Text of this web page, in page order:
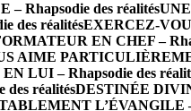
Rhapsodie des réalités
des réalitésEXERCEZ-
EN CHEF –
AIME
LUI – Rhapsodie des
réalitésDESTINÉE
L’ÉVANGILE